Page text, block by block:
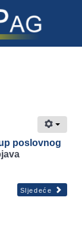
poslovnog
Sljedeće